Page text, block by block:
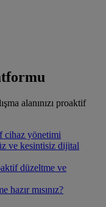
alanınızı proaktif
cihaz yönetimi
ve kesintisiz dijital
düzeltme ve
hazır mısınız?